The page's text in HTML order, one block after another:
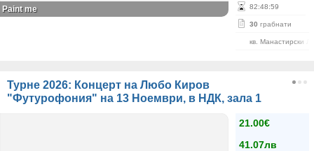
82:48:59
30 грабнати
кв. Манастирски
Paint me
Турне 2026: Концерт на Любо Киров
"Футурофония" на 13 Ноември, в НДК, зала 1
21.00€
41.07лв